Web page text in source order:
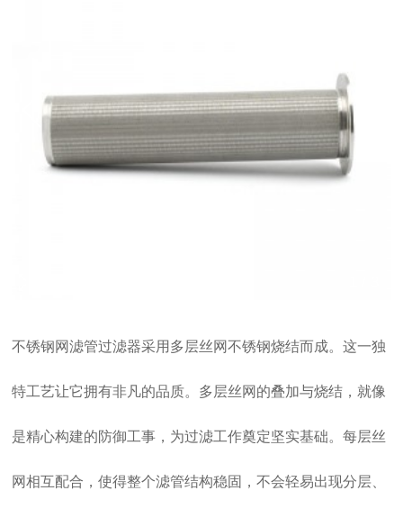
不锈钢网滤管过滤器采用多层丝网不锈钢烧结而成。这一独
特工艺让它拥有非凡的品质。多层丝网的叠加与烧结，就像
是精心构建的防御工事，为过滤工作奠定坚实基础。每层丝
网相互配合，使得整个滤管结构稳固，不会轻易出现分层、